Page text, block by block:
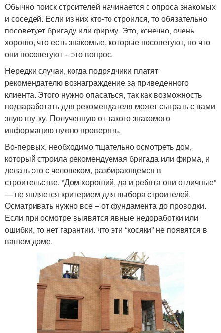
Обычно поиск строителей начинается с опроса знакомых
и соседей. Если из них кто-то строился, то обязательно
посоветует бригаду или фирму. Это, конечно, очень
хорошо, что есть знакомые, которые посоветуют, но что
они посоветуют – это вопрос.
Нередки случаи, когда подрядчики платят
рекомендателю вознаграждение за приведенного
клиента. Этого нужно опасаться, так как возможность
подзаработать для рекомендателя может сыграть с вами
злую шутку. Полученную от такого знакомого
информацию нужно проверять.
Во-первых, необходимо тщательно осмотреть дом,
который строила рекомендуемая бригада или фирма, и
делать это с человеком, разбирающемся в
строительстве. “Дом хороший, да и ребята они отличные”
— не является критерием для выбора строителей.
Осматривать нужно все – от фундамента до проводки.
Если при осмотре выявятся явные недоработки или
ошибки, то нет гарантии, что эти “косяки” не появятся в
вашем доме.